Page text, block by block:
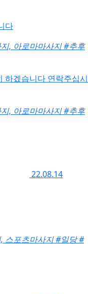
다
, 아로마마사지#추후
하겠습니다 연락주십시
, 아로마마사지#추후
22.08.14
스포츠마사지#일당#